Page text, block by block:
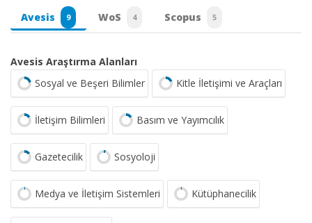
Avesis 9 WoS 4 Scopus 5
Avesis Araştırma Alanları
Sosyal ve Beşeri Bilimler
Kitle İletişimi ve Araçları
İletişim Bilimleri Basım ve Yayımcılık
Gazetecilik Sosyoloji
Medya ve İletişim Sistemleri Kütüphanecilik